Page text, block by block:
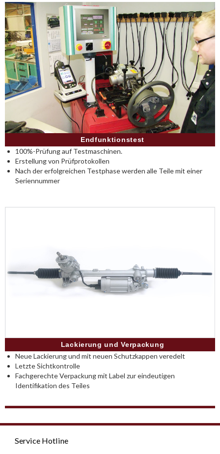
Endfunktionstest
100%-Prüfung auf Testmaschinen.
Erstellung von Prüfprotokollen
Nach der erfolgreichen Testphase werden alle Teile mit einer
Seriennummer
Lackierung und Verpackung
Neue Lackierung und mit neuen Schutzkappen veredelt
Letzte Sichtkontrolle
Fachgerechte Verpackung mit Label zur eindeutigen
Identifikation des Teiles
Service Hotline